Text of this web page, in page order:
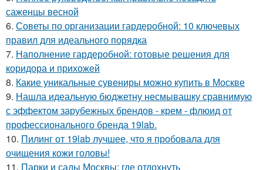
саженцы весной
6. Советы по организации гардеробной: 10 ключевых
правил для идеального порядка
7. Наполнение гардеробной: готовые решения для
коридора и прихожей
8. Какие уникальные сувениры можно купить в Москве
9. Нашла идеальную бюджетну несмывашку сравнимую
с эффектом зарубежных брендов - крем - флюид от
профессионального бренда 19lab.
10. Пилинг от 19lab лучшее, что я пробовала для
очищения кожи головы!
11. Парки и сады Москвы: где отдохнуть